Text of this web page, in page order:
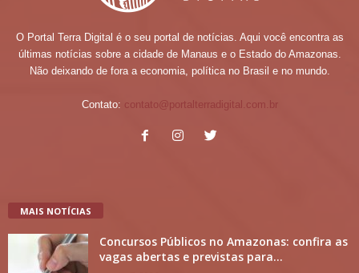
O Portal Terra Digital é o seu portal de notícias. Aqui você encontra as
últimas notícias sobre a cidade de Manaus e o Estado do Amazonas.
Não deixando de fora a economia, política no Brasil e no mundo.
Contato: contato@portalterradigital.com.br
MAIS NOTÍCIAS
Concursos Públicos no Amazonas: confira as
vagas abertas e previstas para...